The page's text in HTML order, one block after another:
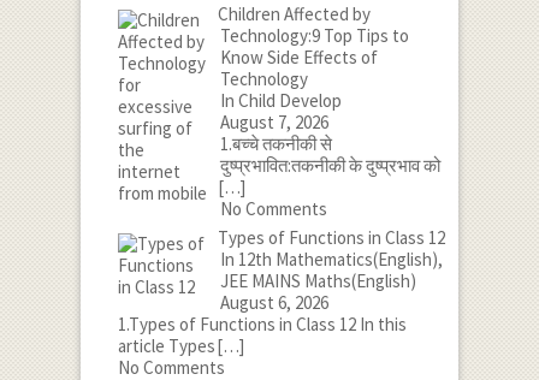
Children Affected by
Technology:9 Top Tips to
Know Side Effects of
Technology
In Child Develop
August 7, 2026
1.बच्चे तकनीकी से
दुष्प्रभावित:तकनीकी के दुष्प्रभाव को
[…]
No Comments
Types of Functions in Class 12
In 12th Mathematics(English),
JEE MAINS Maths(English)
August 6, 2026
1.Types of Functions in Class 12 In this
article Types[…]
No Comments